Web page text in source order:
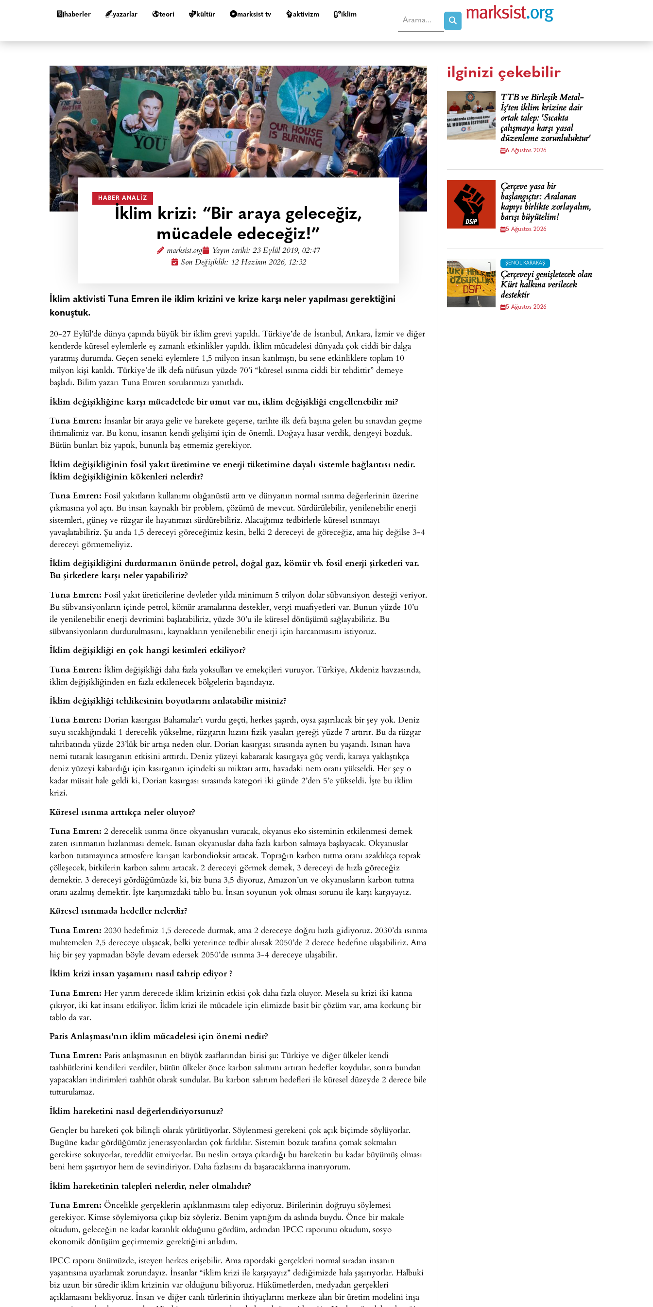
haberler yazarlar teori kültür marksist tv aktivizm i̇klim
HABER ANALIZ
İklim krizi: “Bir araya geleceğiz,
mücadele edeceğiz!”
marksist.org Yayın tarihi: 23 Eylül 2019, 02:47
Son Değişiklik: 12 Haziran 2026, 12:32
İklim aktivisti Tuna Emren ile iklim krizini ve krize karşı neler yapılması gerektiğini
konuştuk.
20-27 Eylül’de dünya çapında büyük bir iklim grevi yapıldı. Türkiye’de de İstanbul, Ankara, İzmir ve diğer
kentlerde küresel eylemlerle eş zamanlı etkinlikler yapıldı. İklim mücadelesi dünyada çok ciddi bir dalga
yaratmış durumda. Geçen seneki eylemlere 1,5 milyon insan katılmıştı, bu sene etkinliklere toplam 10
milyon kişi katıldı. Türkiye’de ilk defa nüfusun yüzde 70’i “küresel ısınma ciddi bir tehdittir” demeye
başladı. Bilim yazarı Tuna Emren sorularımızı yanıtladı.
İklim değişikliğine karşı mücadelede bir umut var mı, iklim değişikliği engellenebilir mi?
Tuna Emren: İnsanlar bir araya gelir ve harekete geçerse, tarihte ilk defa başına gelen bu sınavdan geçme
ihtimalimiz var. Bu konu, insanın kendi gelişimi için de önemli. Doğaya hasar verdik, dengeyi bozduk.
Bütün bunları biz yaptık, bununla baş etmemiz gerekiyor.
İklim değişikliğinin fosil yakıt üretimine ve enerji tüketimine dayalı sistemle bağlantısı nedir.
İklim değişikliğinin kökenleri nelerdir?
Tuna Emren: Fosil yakıtların kullanımı olağanüstü arttı ve dünyanın normal ısınma değerlerinin üzerine
çıkmasına yol açtı. Bu insan kaynaklı bir problem, çözümü de mevcut. Sürdürülebilir, yenilenebilir enerji
sistemleri, güneş ve rüzgar ile hayatımızı sürdürebiliriz. Alacağımız tedbirlerle küresel ısınmayı
yavaşlatabiliriz. Şu anda 1,5 dereceyi göreceğimiz kesin, belki 2 dereceyi de göreceğiz, ama hiç değilse 3-4
dereceyi görmemeliyiz.
İklim değişikliğini durdurmanın önünde petrol, doğal gaz, kömür vb. fosil enerji şirketleri var.
Bu şirketlere karşı neler yapabiliriz?
Tuna Emren: Fosil yakıt üreticilerine devletler yılda minimum 5 trilyon dolar sübvansiyon desteği veriyor.
Bu sübvansiyonların içinde petrol, kömür aramalarına destekler, vergi muafiyetleri var. Bunun yüzde 10’u
ile yenilenebilir enerji devrimini başlatabiliriz, yüzde 30’u ile küresel dönüşümü sağlayabiliriz. Bu
sübvansiyonların durdurulmasını, kaynakların yenilenebilir enerji için harcanmasını istiyoruz.
İklim değişikliği en çok hangi kesimleri etkiliyor?
Tuna Emren: İklim değişikliği daha fazla yoksulları ve emekçileri vuruyor. Türkiye, Akdeniz havzasında,
iklim değişikliğinden en fazla etkilenecek bölgelerin başındayız.
İklim değişikliği tehlikesinin boyutlarını anlatabilir misiniz?
Tuna Emren: Dorian kasırgası Bahamalar’ı vurdu geçti, herkes şaşırdı, oysa şaşırılacak bir şey yok. Deniz
suyu sıcaklığındaki 1 derecelik yükselme, rüzgarın hızını fizik yasaları gereği yüzde 7 artırır. Bu da rüzgar
tahribatında yüzde 23’lük bir artışa neden olur. Dorian kasırgası sırasında aynen bu yaşandı. Isınan hava
nemi tutarak kasırganın etkisini arttırdı. Deniz yüzeyi kabararak kasırgaya güç verdi, karaya yaklaştıkça
deniz yüzeyi kabardığı için kasırganın içindeki su miktarı arttı, havadaki nem oranı yükseldi. Her şey o
kadar müsait hale geldi ki, Dorian kasırgası sırasında kategori iki günde 2’den 5’e yükseldi. İşte bu iklim
krizi.
Küresel ısınma arttıkça neler oluyor?
Tuna Emren: 2 derecelik ısınma önce okyanusları vuracak, okyanus eko sisteminin etkilenmesi demek
zaten ısınmanın hızlanması demek. Isınan okyanuslar daha fazla karbon salmaya başlayacak. Okyanuslar
karbon tutamayınca atmosfere karışan karbondioksit artacak. Toprağın karbon tutma oranı azaldıkça toprak
çölleşecek, bitkilerin karbon salımı artacak. 2 dereceyi görmek demek, 3 dereceyi de hızla göreceğiz
demektir. 3 dereceyi gördüğümüzde ki, biz buna 3,5 diyoruz, Amazon’un ve okyanusların karbon tutma
oranı azalmış demektir. İşte karşımızdaki tablo bu. İnsan soyunun yok olması sorunu ile karşı karşıyayız.
Küresel ısınmada hedefler nelerdir?
Tuna Emren: 2030 hedefimiz 1,5 derecede durmak, ama 2 dereceye doğru hızla gidiyoruz. 2030’da ısınma
muhtemelen 2,5 dereceye ulaşacak, belki yeterince tedbir alırsak 2050’de 2 derece hedefine ulaşabiliriz. Ama
hiç bir şey yapmadan böyle devam edersek 2050’de ısınma 3-4 dereceye ulaşabilir.
İklim krizi insan yaşamını nasıl tahrip ediyor ?
Tuna Emren: Her yarım derecede iklim krizinin etkisi çok daha fazla oluyor. Mesela su krizi iki katına
çıkıyor, iki kat insanı etkiliyor. İklim krizi ile mücadele için elimizde basit bir çözüm var, ama korkunç bir
tablo da var.
Paris Anlaşması’nın iklim mücadelesi için önemi nedir?
Tuna Emren: Paris anlaşmasının en büyük zaaflarından birisi şu: Türkiye ve diğer ülkeler kendi
taahhütlerini kendileri verdiler, bütün ülkeler önce karbon salımını artıran hedefler koydular, sonra bundan
yapacakları indirimleri taahhüt olarak sundular. Bu karbon salınım hedefleri ile küresel düzeyde 2 derece bile
tutturulamaz.
İklim hareketini nasıl değerlendiriyorsunuz?
Gençler bu hareketi çok bilinçli olarak yürütüyorlar. Söylenmesi gerekeni çok açık biçimde söylüyorlar.
Bugüne kadar gördüğümüz jenerasyonlardan çok farklılar. Sistemin bozuk tarafına çomak sokmaları
gerekirse sokuyorlar, tereddüt etmiyorlar. Bu neslin ortaya çıkardığı bu hareketin bu kadar büyümüş olması
beni hem şaşırtıyor hem de sevindiriyor. Daha fazlasını da başaracaklarına inanıyorum.
İklim hareketinin talepleri nelerdir, neler olmalıdır?
Tuna Emren: Öncelikle gerçeklerin açıklanmasını talep ediyoruz. Birilerinin doğruyu söylemesi
gerekiyor. Kimse söylemiyorsa çıkıp biz söyleriz. Benim yaptığım da aslında buydu. Önce bir makale
okudum, geleceğin ne kadar karanlık olduğunu gördüm, ardından IPCC raporunu okudum, sosyo
ekonomik dönüşüm geçirmemiz gerektiğini anladım.
IPCC raporu önümüzde, isteyen herkes erişebilir. Ama rapordaki gerçekleri normal sıradan insanın
yaşantısına uyarlamak zorundayız. İnsanlar “iklim krizi ile karşıyayız” dediğimizde hala şaşırıyorlar. Halbuki
biz uzun bir süredir iklim krizinin var olduğunu biliyoruz. Hükümetlerden, medyadan gerçekleri
açıklamasını bekliyoruz. İnsan ve diğer canlı türlerinin ihtiyaçlarını merkeze alan bir üretim modelini inşa
ilginizi çekebilir
TTB ve Birleşik Metal-
İş'ten iklim krizine dair
ortak talep: 'Sıcakta
çalışmaya karşı yasal
düzenleme zorunluluktur'
6 Ağustos 2026
Çerçeve yasa bir
başlangıçtır: Aralanan
kapıyı birlikte zorlayalım,
barışı büyütelim!
5 Ağustos 2026
ŞENOL KARAKAŞ
Çerçeveyi genişletecek olan
Kürt halkına verilecek
destektir
5 Ağustos 2026